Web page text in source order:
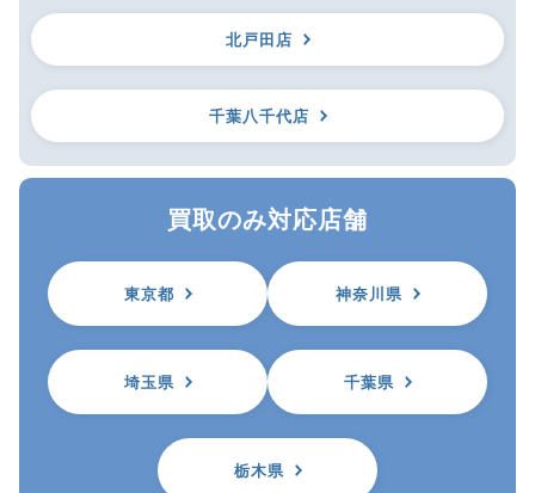
北戸田店
千葉八千代店
買取のみ対応店舗
東京都 神奈川県
埼玉県 千葉県
栃木県